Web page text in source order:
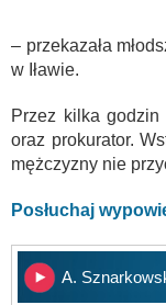
– przekazała
w Iławie.
Przez kilka
oraz prokurator.
mężczyzny nie
Posłuchaj
A.